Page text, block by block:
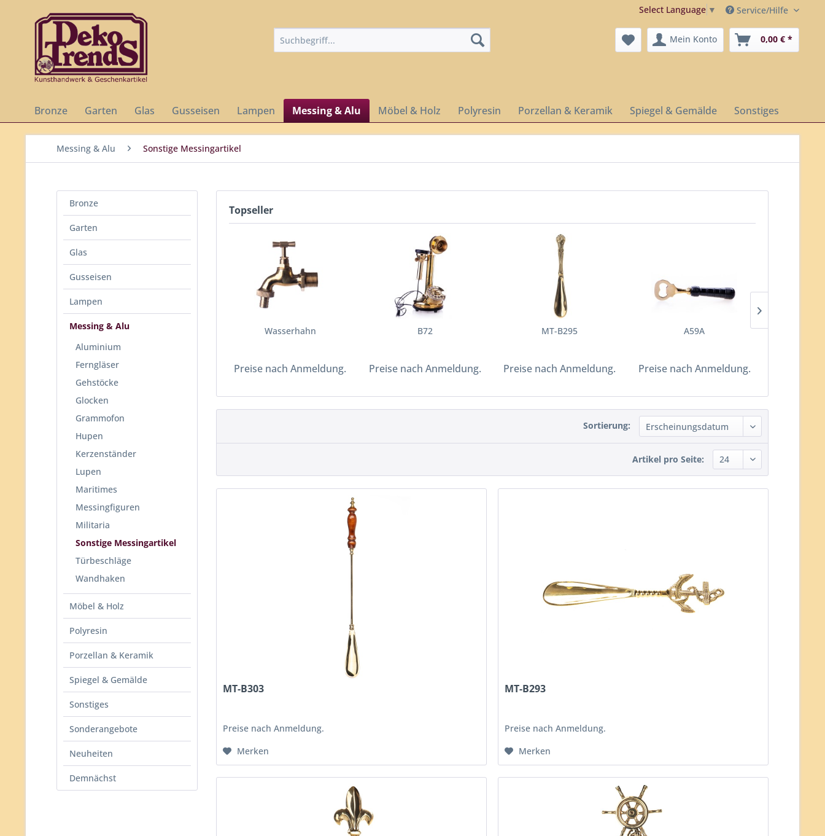
Select Language ▼ Service/Hilfe
Mein Konto 0,00 € *
Bronze Garten Glas Gusseisen Lampen Messing & Alu Möbel & Holz Polyresin Porzellan & Keramik Spiegel & Gemälde Sonstiges
Messing & Alu Sonstige Messingartikel
Bronze
Garten
Glas
Gusseisen
Lampen
Messing & Alu
Aluminium
Ferngläser
Gehstöcke
Glocken
Grammofon
Hupen
Kerzenständer
Lupen
Maritimes
Messingfiguren
Militaria
Sonstige Messingartikel
Türbeschläge
Wandhaken
Möbel & Holz
Polyresin
Porzellan & Keramik
Spiegel & Gemälde
Sonstiges
Sonderangebote
Neuheiten
Demnächst
Topseller
Wasserhahn
Preise nach Anmeldung.
B72
Preise nach Anmeldung.
MT-B295
Preise nach Anmeldung.
A59A
Preise nach Anmeldung.
Sortierung:
Artikel pro Seite:
MT-B303
Preise nach Anmeldung.
Merken
MT-B293
Preise nach Anmeldung.
Merken